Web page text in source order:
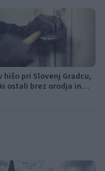
kino
hišo pri Slovenj Gradcu,
ostali brez orodja in